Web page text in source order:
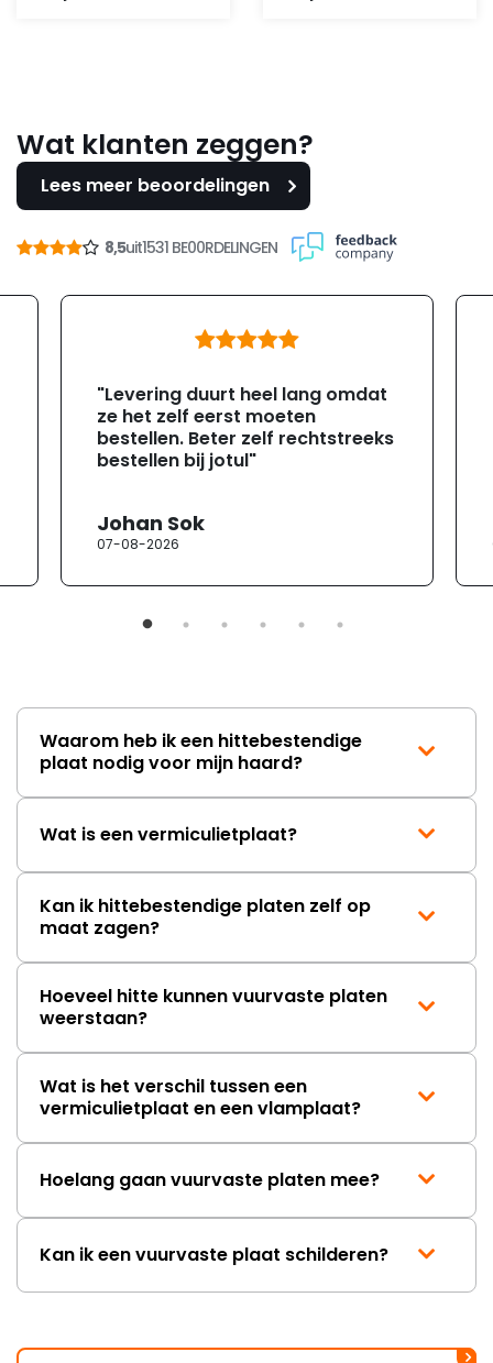
Wat klanten zeggen?
Lees meer beoordelingen
8,5uit1531 BE00RDELINGEN
"Levering duurt heel lang omdat
ze het zelf eerst moeten
bestellen. Beter zelf rechtstreeks
bestellen bij jotul"
Johan Sok
07-08-2026
Waarom heb ik een hittebestendige
plaat nodig voor mijn haard?
Wat is een vermiculietplaat?
Kan ik hittebestendige platen zelf op
maat zagen?
Hoeveel hitte kunnen vuurvaste platen
weerstaan?
Wat is het verschil tussen een
vermiculietplaat en een vlamplaat?
Hoelang gaan vuurvaste platen mee?
Kan ik een vuurvaste plaat schilderen?